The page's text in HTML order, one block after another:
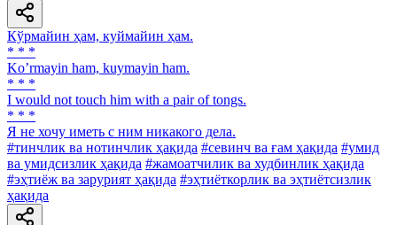
Кўрмайин ҳам, куймайин ҳам.
* * *
Koʼrmayin ham, kuymayin ham.
* * *
I would not touch him with a pair of tongs.
* * *
Я не хочу иметь с ним никакого дела.
#тинчлик ва нотинчлик ҳақида #севинч ва ғам ҳақида #умид
ва умидсизлик ҳақида #жамоатчилик ва худбинлик ҳақида
#эҳтиёж ва зарурият ҳақида #эҳтиёткорлик ва эҳтиётсизлик
ҳақида